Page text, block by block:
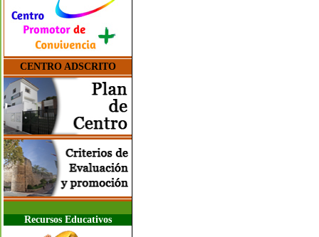
CENTRO ADSCRITO
Recursos Educativos